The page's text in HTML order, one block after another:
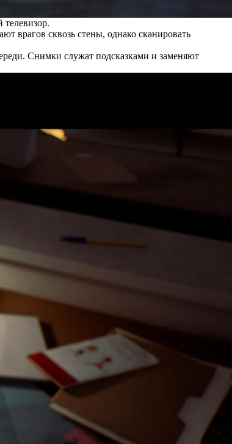
врагов сквозь стены, однако сканировать
Снимки служат подсказками и заменяют